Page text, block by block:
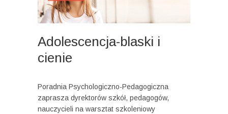
Adolescencja-blaski i
cienie
Poradnia Psychologiczno-Pedagogiczna
zaprasza dyrektorów szkół, pedagogów,
nauczycieli na warsztat szkoleniowy